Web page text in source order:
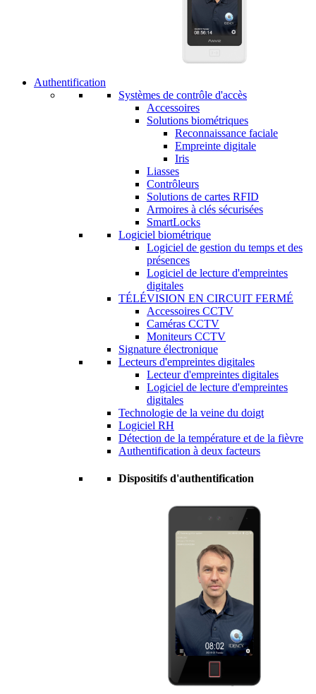
Authentification
Systèmes de contrôle d'accès
Accessoires
Solutions biométriques
Reconnaissance faciale
Empreinte digitale
Iris
Liasses
Contrôleurs
Solutions de cartes RFID
Armoires à clés sécurisées
SmartLocks
Logiciel biométrique
Logiciel de gestion du temps et des
présences
Logiciel de lecture d'empreintes
digitales
TÉLÉVISION EN CIRCUIT FERMÉ
Accessoires CCTV
Caméras CCTV
Moniteurs CCTV
Signature électronique
Lecteurs d'empreintes digitales
Lecteur d'empreintes digitales
Logiciel de lecture d'empreintes
digitales
Technologie de la veine du doigt
Logiciel RH
Détection de la température et de la fièvre
Authentification à deux facteurs
Dispositifs d'authentification